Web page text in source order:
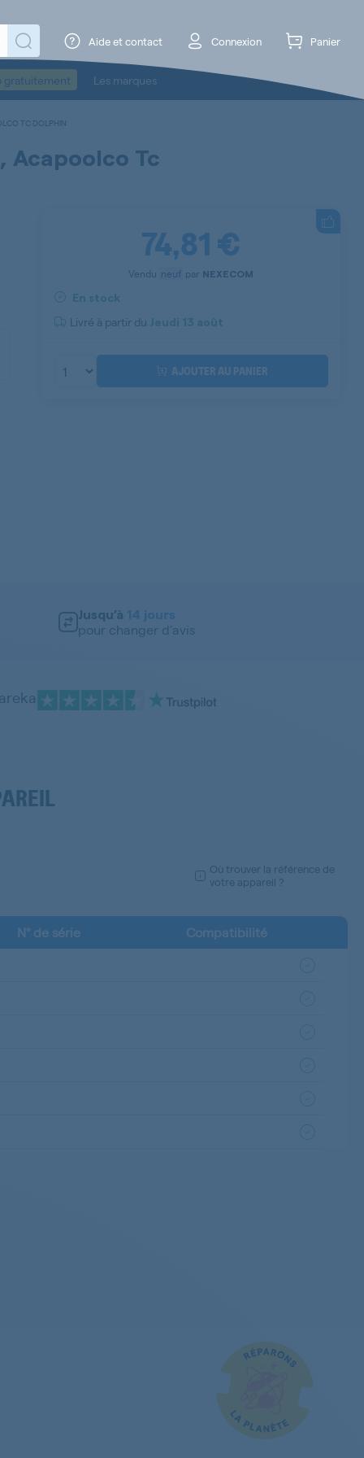
Aide et contact Connexion Panier
gratuitement Les marques
TC DOLPHIN
Acapoolco Tc
74,81 €
Vendu neuf par NEXECOM
En stock
Livré à partir du Jeudi 13 août
AJOUTER AU PANIER
Jusqu’à 14 jours
pour changer d’avis
Où trouver la référence de
votre appareil ?
N° de série Compatibilité